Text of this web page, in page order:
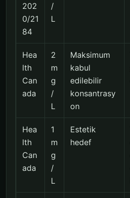
202
0/21
84
/
L
Hea
lth
Can
ada
2
m
g
/
L
Maksimum
kabul
edilebilir
konsantrasy
on
Hea
lth
Can
ada
1
m
g
/
L
Estetik
hedef